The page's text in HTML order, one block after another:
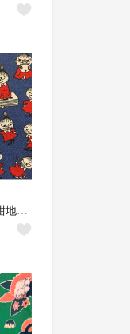
ミィ ムーミン 紺地 コッカ 1m